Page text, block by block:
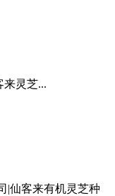
来灵芝...
|仙客来有机灵芝种